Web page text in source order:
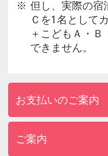
但し、実際の宿
Ｃを1名として
＋こどもＡ・
できません。
お支払いのご案内
ご案内